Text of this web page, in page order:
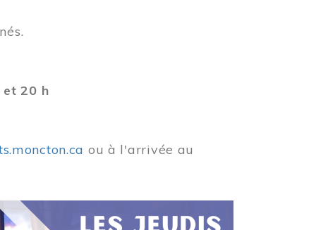
et 20 h
ou à l'arrivée au